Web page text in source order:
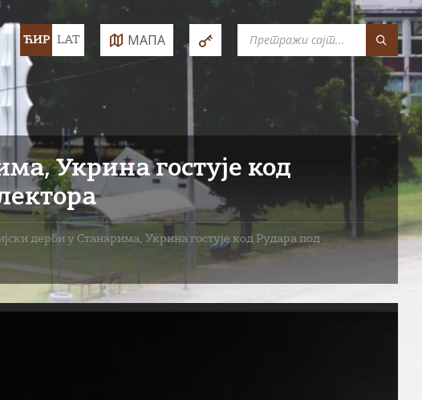
Choose
language:
ЋИР LAT МАПА
Укрина гостује код
дерби у Станарима, Укрина гостује код Рудара под